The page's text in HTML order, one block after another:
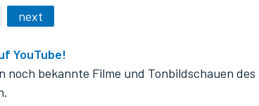
next
YouTube!
noch bekannte Filme und Tonbildschauen